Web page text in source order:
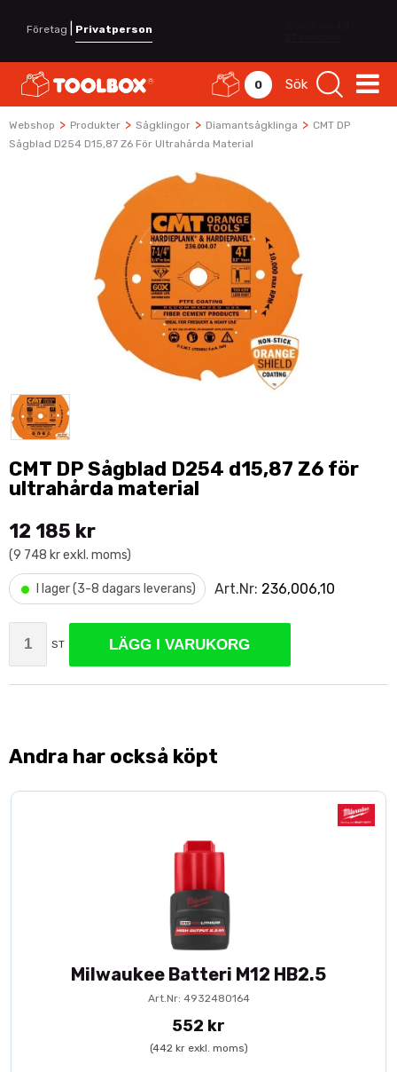
Företag Privatperson
0 Sök
Webshop > Produkter > Sågklingor > Diamantsågklinga > CMT DP
Sågblad D254 D15,87 Z6 För Ultrahårda Material
CMT DP Sågblad D254 d15,87 Z6 för
ultrahårda material
12 185 kr
(9 748 kr exkl. moms)
• I lager (3-8 dagars leverans) Art.Nr: 236,006,10
ST LÄGG I VARUKORG
Andra har också köpt
Milwaukee Batteri M12 HB2.5
Art.Nr: 4932480164
552 kr
(442 kr exkl. moms)